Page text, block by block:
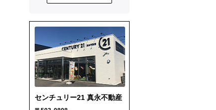
センチュリー21 真永不動産